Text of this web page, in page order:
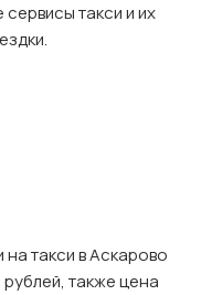
такси и их
такси в Аскарово
также цена